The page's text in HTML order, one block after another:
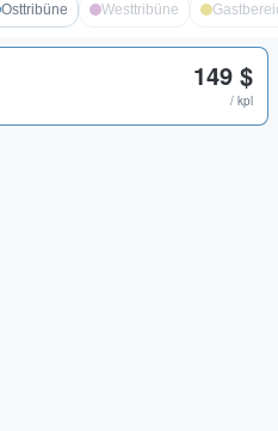
Osttribüne Westtribüne
149 $
/ kpl